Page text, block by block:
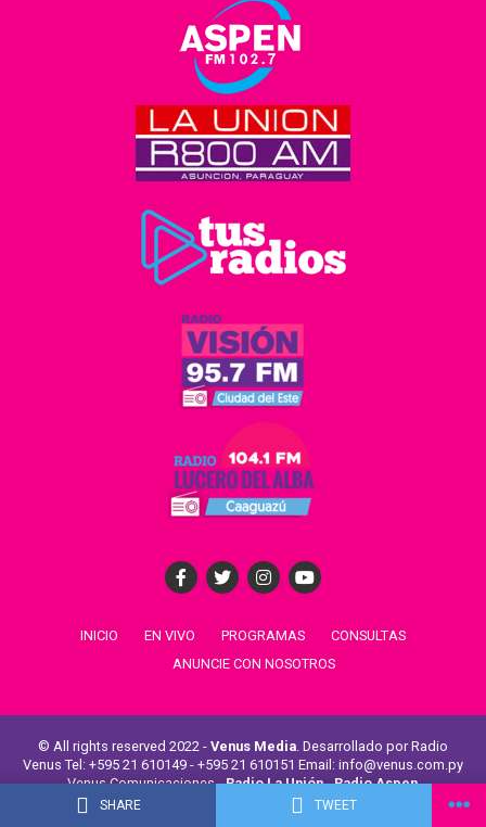
SHARE TWEET
INICIO EN VIVO PROGRAMAS
CONSULTAS
ANUNCIE CON NOSOTROS
© All rights reserved 2022 - Venus Media. Desarrollado por Radio
Venus Tel: +595 21 610149 - +595 21 610151 Email: info@venus.com.py
Venus Comunicaciones -Radio La Unión-Radio Aspen